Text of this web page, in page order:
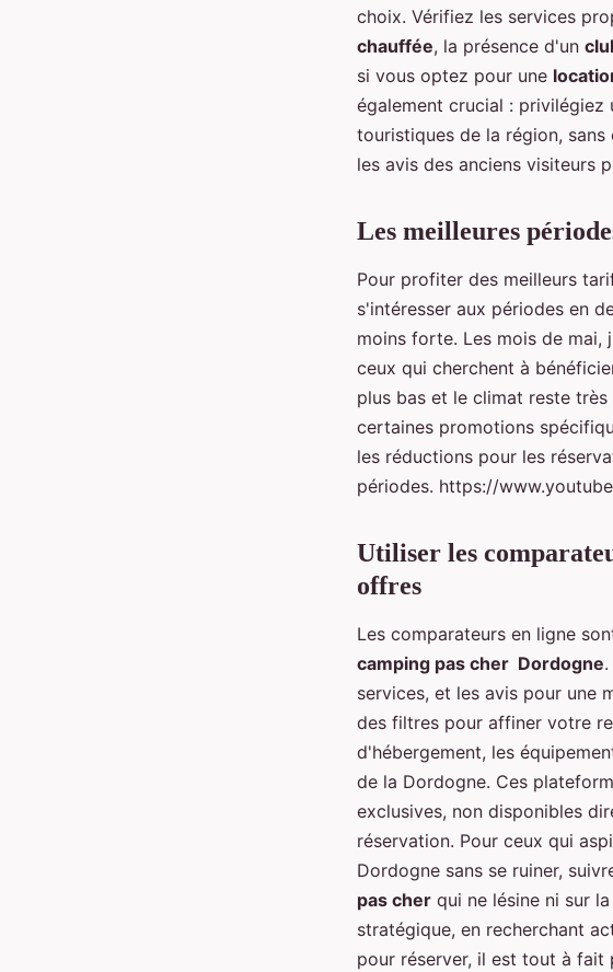
choix. Vérifiez les services
chauffée, la présence d'un
si vous optez pour une
également crucial :
touristiques de la région,
les avis des anciens visiteurs
Les meilleures
Pour profiter des meilleurs
s'intéresser aux périodes en
moins forte. Les mois de
ceux qui cherchent à
plus bas et le climat reste
certaines promotions
les réductions pour les
périodes. https://
Utiliser les
offres
Les comparateurs en ligne
camping pas cher Dordogne
services, et les avis pour une
des filtres pour affiner votre
d'hébergement, les
de la Dordogne. Ces
exclusives, non disponibles
réservation. Pour ceux qui
Dordogne sans se ruiner,
pas cher qui ne lésine ni sur
stratégique, en recherchant
pour réserver, il est tout à fait